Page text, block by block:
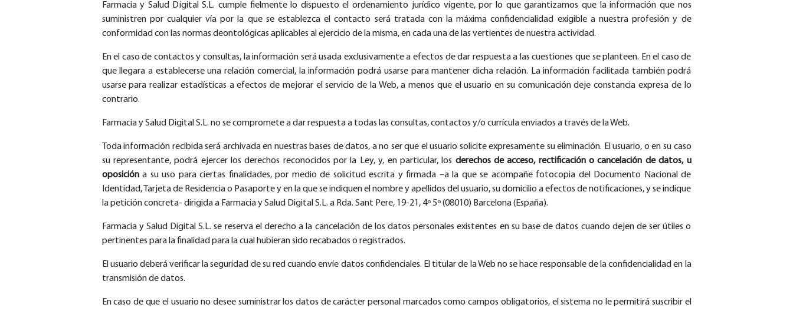
Farmacia y Salud Digital S.L. cumple fielmente lo dispuesto el ordenamiento jurídico vigente, por lo que garantizamos que la información que nos
suministren por cualquier vía por la que se establezca el contacto será tratada con la máxima confidencialidad exigible a nuestra profesión y de
conformidad con las normas deontológicas aplicables al ejercicio de la misma, en cada una de las vertientes de nuestra actividad.
En el caso de contactos y consultas, la información será usada exclusivamente a efectos de dar respuesta a las cuestiones que se planteen. En el caso de
que llegara a establecerse una relación comercial, la información podrá usarse para mantener dicha relación. La información facilitada también podrá
usarse para realizar estadísticas a efectos de mejorar el servicio de la Web, a menos que el usuario en su comunicación deje constancia expresa de lo
contrario.
Farmacia y Salud Digital S.L. no se compromete a dar respuesta a todas las consultas, contactos y/o currícula enviados a través de la Web.
Toda información recibida será archivada en nuestras bases de datos, a no ser que el usuario solicite expresamente su eliminación. El usuario, o en su caso
su representante, podrá ejercer los derechos reconocidos por la Ley, y, en particular, los derechos de acceso, rectificación o cancelación de datos, u
oposicióna su uso para ciertas finalidades, por medio de solicitud escrita y firmada –a la que se acompañe fotocopia del Documento Nacional de
Identidad, Tarjeta de Residencia o Pasaporte y en la que se indiquen el nombre y apellidos del usuario, su domicilio a efectos de notificaciones, y se indique
la petición concreta- dirigida a Farmacia y Salud Digital S.L. a Rda. Sant Pere, 19-21, 4º 5º (08010) Barcelona (España).
Farmacia y Salud Digital S.L. se reserva el derecho a la cancelación de los datos personales existentes en su base de datos cuando dejen de ser útiles o
pertinentes para la finalidad para la cual hubieran sido recabados o registrados.
El usuario deberá verificar la seguridad de su red cuando envíe datos confidenciales. El titular de la Web no se hace responsable de la confidencialidad en la
transmisión de datos.
En caso de que el usuario no desee suministrar los datos de carácter personal marcados como campos obligatorios, el sistema no le permitirá suscribir el